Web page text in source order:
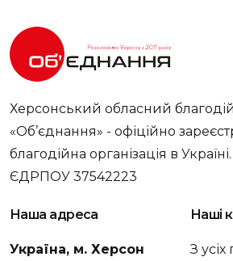
Херсонський обласний
«Об’єднання» - офіційно
благодійна організація в Україні.
ЄДРПОУ 37542223
Наша адреса
Україна, м. Херсон
Наші
З усіх